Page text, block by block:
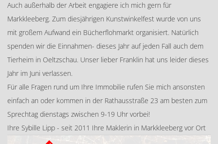
Auch außerhalb der Arbeit engagiere ich mich gern für
Markkleeberg. Zum diesjährigen Kunstwinkelfest wurde von uns
mit großem Aufwand ein Bücherflohmarkt organisiert. Natürlich
spenden wir die Einnahmen- dieses Jahr auf jeden Fall auch dem
Tierheim in Oeltzschau. Unser lieber Franklin hat uns leider dieses
Jahr im Juni verlassen.
Für alle Fragen rund um Ihre Immobilie rufen Sie mich ansonsten
einfach an oder kommen in der Rathausstraße 23 am besten zum
Sprechtag dienstags zwischen 9-19 Uhr vorbei!
Ihre Sybille Lipp - seit 2011 Ihre Maklerin in Markkleeberg vor Ort